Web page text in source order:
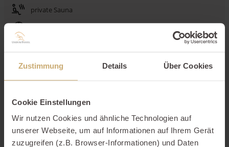
Zustimmung Details Über Cookies
Cookie Einstellungen
Wir nutzen Cookies und ähnliche Technologien auf
unserer Webseite, um auf Informationen auf Ihrem Gerät
zuzugreifen (z.B. Browser-Informationen) und Daten
private Sauna
Spülmaschine
Beschreibung
Ausstattungen
Schlafgelegenheiten